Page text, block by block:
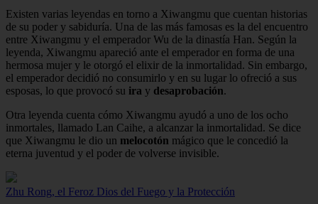
Existen varias leyendas en torno a Xiwangmu que cuentan historias
de su poder y sabiduría. Una de las más famosas es la del encuentro
entre Xiwangmu y el emperador Wu de la dinastía Han. Según la
leyenda, Xiwangmu apareció ante el emperador en forma de una
hermosa mujer y le otorgó el elixir de la inmortalidad. Sin embargo,
el emperador decidió no consumirlo y en su lugar lo ofreció a sus
esposas, lo que provocó su ira y desaprobación.
Otra leyenda cuenta cómo Xiwangmu ayudó a uno de los ocho
inmortales, llamado Lan Caihe, a alcanzar la inmortalidad. Se dice
que Xiwangmu le dio un melocotón mágico que le concedió la
eterna juventud y el poder de volverse invisible.
Zhu Rong, el Feroz Dios del Fuego y la Protección